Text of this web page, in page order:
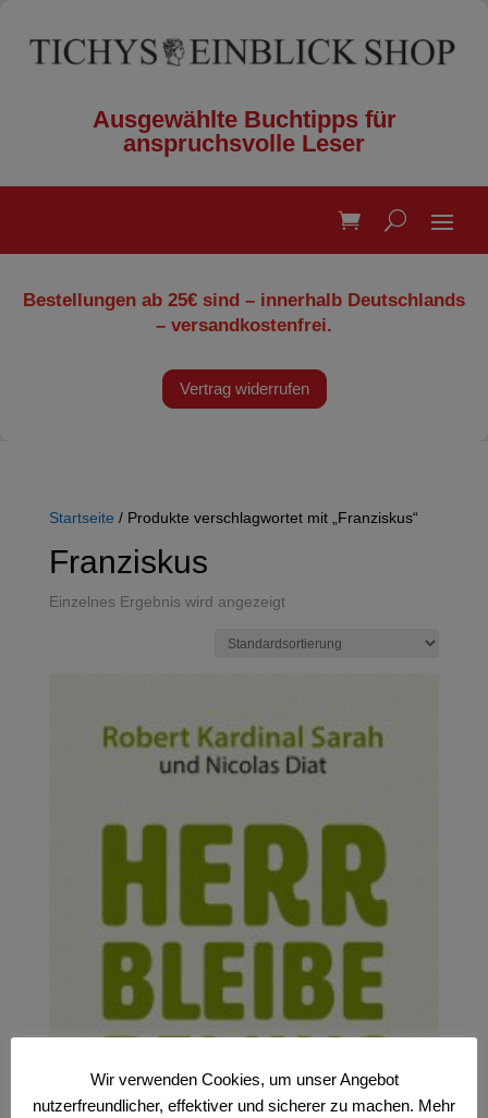
Ausgewählte Buchtipps für
anspruchsvolle Leser
Bestellungen ab 25€ sind – innerhalb Deutschlands
– versandkostenfrei.
Vertrag widerrufen
Startseite / Produkte verschlagwortet mit „Franziskus“
Franziskus
Einzelnes Ergebnis wird angezeigt
Wir verwenden Cookies, um unser Angebot
nutzerfreundlicher, effektiver und sicherer zu machen. Mehr